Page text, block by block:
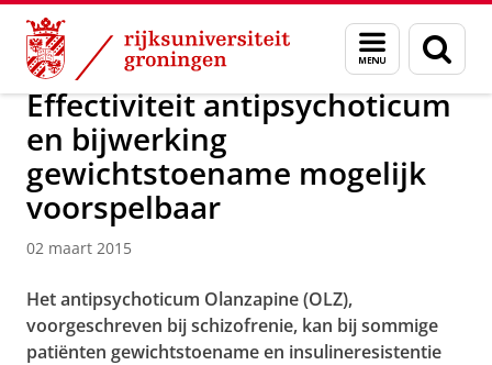
Skip
Content
Skip
Navigation
Menu
en
zoeken
Over ons Actueel Nieuws Nieuwsberichten
Effectiviteit antipsychoticum
en bijwerking
gewichtstoename mogelijk
voorspelbaar
02 maart 2015
Het antipsychoticum Olanzapine (OLZ),
voorgeschreven bij schizofrenie, kan bij sommige
patiënten gewichtstoename en insulineresistentie